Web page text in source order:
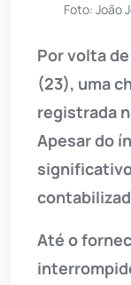
Foto: João
Por volta
(23), uma
registrada
Apesar do
Até o